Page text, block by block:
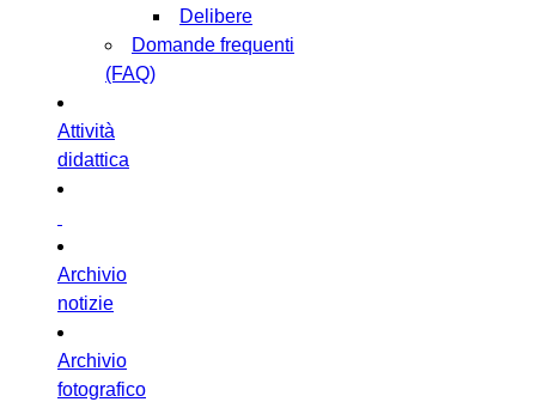
Delibere
Domande frequenti
(FAQ)
Attività
didattica
Archivio
notizie
Archivio
fotografico